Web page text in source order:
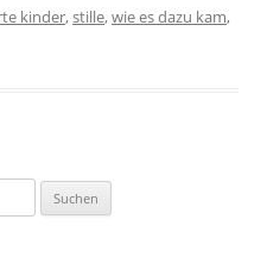
kinder,stille,wie es dazu kam,